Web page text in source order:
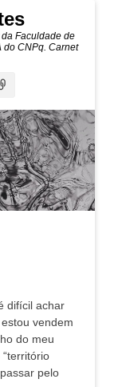
Faculdade de
do CNPq. Carnet
difícil achar
vendem
do meu
pelo